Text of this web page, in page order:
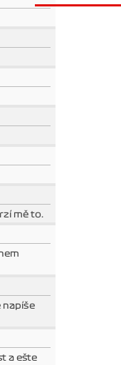
mě to.
napíše
a ešte